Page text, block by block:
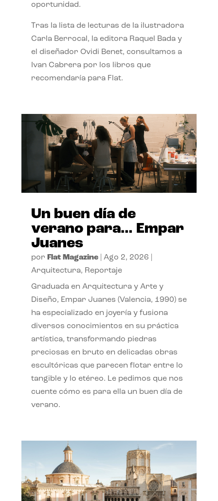
oportunidad.
Tras la lista de lecturas de la ilustradora
Carla Berrocal, la editora Raquel Bada y
el diseñador Ovidi Benet, consultamos a
Ivan Cabrera por los libros que
recomendaría para Flat.
Un buen día de
verano para… Empar
Juanes
por Flat Magazine| Ago 2, 2026
Arquitectura, Reportaje
Graduada en Arquitectura y Arte y
Diseño, Empar Juanes (Valencia, 1990) se
ha especializado en joyería y fusiona
diversos conocimientos en su práctica
artística, transformando piedras
preciosas en bruto en delicadas obras
escultóricas que parecen flotar entre lo
tangible y lo etéreo. Le pedimos que nos
cuente cómo es para ella un buen día de
verano.